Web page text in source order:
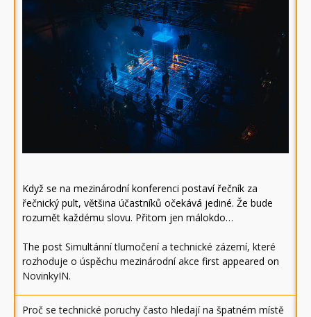
Když se na mezinárodní konferenci postaví řečník za
řečnický pult, většina účastníků očekává jediné. Že bude
rozumět každému slovu. Přitom jen málokdo…
The post Simultánní tlumočení a technické zázemí, které
rozhoduje o úspěchu mezinárodní akce first appeared on
NovinkyIN.
Proč se technické poruchy často hledají na špatném místě